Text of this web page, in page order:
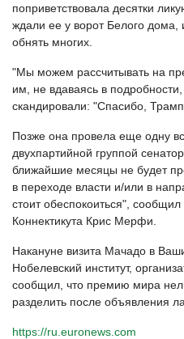
поприветствовала десятки
ждали ее у ворот Белого дома,
обнять многих.
"Мы можем рассчитывать на
им, не вдаваясь в
скандировали: "Спасибо,
Позже она провела еще одну
двухпартийной группой
ближайшие месяцы не будет
в переходе власти и/или в
стоит обеспокоиться",
Коннектикута Крис Мерфи.
Накануне визита Мачадо в
Нобелевский институт,
сообщил, что премию мира
разделить после объявления
https://ru.euronews.com